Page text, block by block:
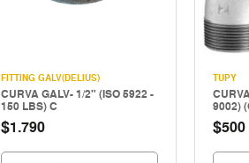
FITTING GALV(DELIUS)
CURVA GALV- 1/2" (ISO 5922 -
150 LBS) C
$1.790
TUPY
9002)
$500